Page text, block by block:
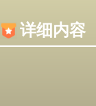
详细内容